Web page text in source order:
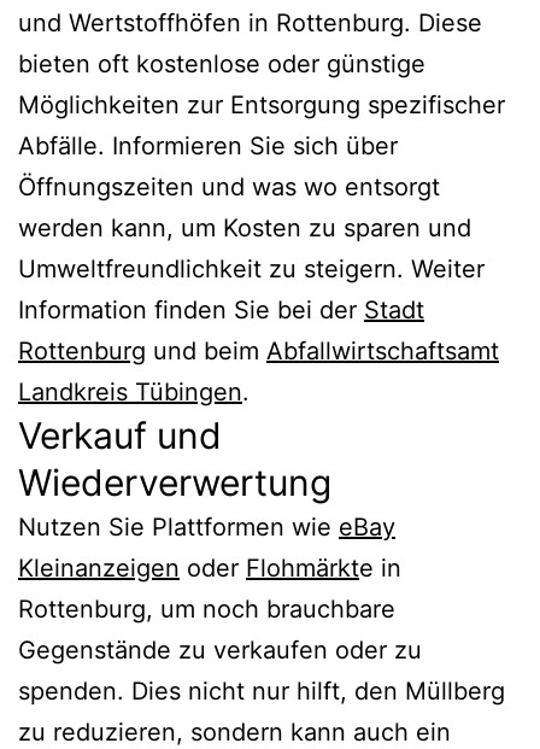
und Wertstoffhöfen in Rottenburg. Diese
bieten oft kostenlose oder günstige
Möglichkeiten zur Entsorgung spezifischer
Abfälle. Informieren Sie sich über
Öffnungszeiten und was wo entsorgt
werden kann, um Kosten zu sparen und
Umweltfreundlichkeit zu steigern. Weiter
Information finden Sie bei der Stadt
Rottenburg und beim Abfallwirtschaftsamt
Landkreis Tübingen.
Verkauf und
Wiederverwertung
Nutzen Sie Plattformen wie eBay
Kleinanzeigen oder Flohmärkte in
Rottenburg, um noch brauchbare
Gegenstände zu verkaufen oder zu
spenden. Dies nicht nur hilft, den Müllberg
zu reduzieren, sondern kann auch ein